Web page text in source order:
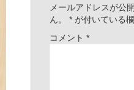
メールアドレスが公
ん。
* が付いている
コメント *